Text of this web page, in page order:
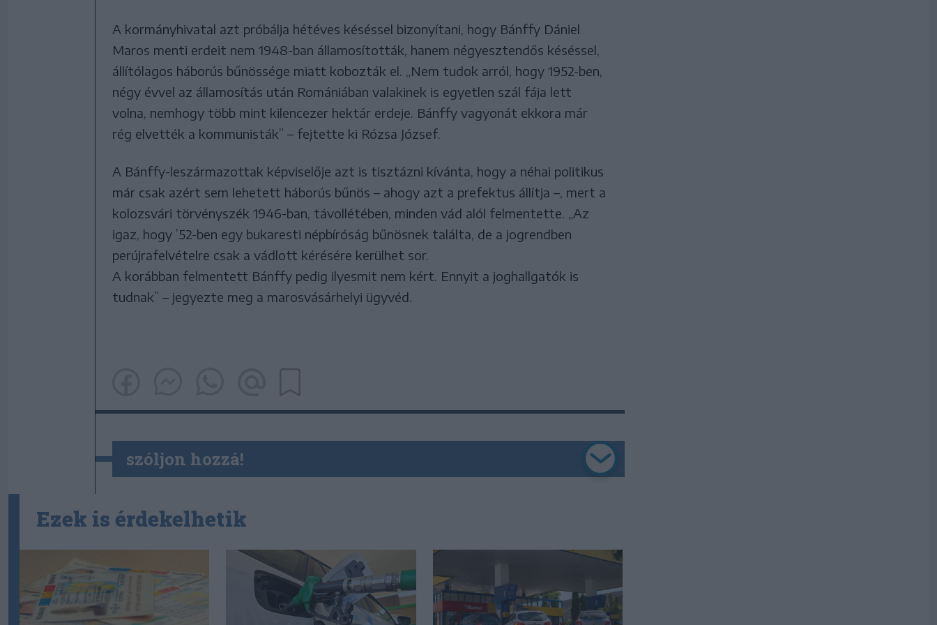
A kormányhivatal azt próbálja hétéves késéssel bizonyítani, hogy Bánffy Dániel
Maros menti erdeit nem 1948-ban államosították, hanem négyesztendős késéssel,
állítólagos háborús bűnössége miatt kobozták el. „Nem tudok arról, hogy 1952-ben,
négy évvel az államosítás után Romániában valakinek is egyetlen szál fája lett
volna, nemhogy több mint kilencezer hektár erdeje. Bánffy vagyonát ekkora már
rég elvették a kommunisták” – fejtette ki Rózsa József.
A Bánffy-leszármazottak képviselője azt is tisztázni kívánta, hogy a néhai politikus
már csak azért sem lehetett háborús bűnös – ahogy azt a prefektus állítja –, mert a
kolozsvári törvényszék 1946-ban, távollétében, minden vád alól felmentette. „Az
igaz, hogy ’52-ben egy bukaresti népbíróság bűnösnek találta, de a jogrendben
perújrafelvételre csak a vádlott kérésére kerülhet sor.
A korábban felmentett Bánffy pedig ilyesmit nem kért. Ennyit a joghallgatók is
tudnak” – jegyezte meg a marosvásárhelyi ügyvéd.
szóljon hozzá!
Ezek is érdekelhetik